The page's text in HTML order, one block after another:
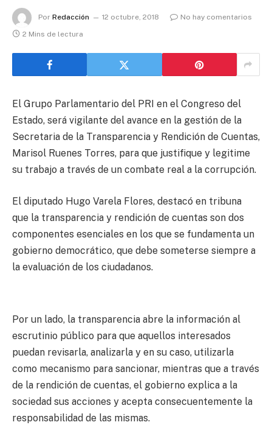
Por Redacción 12 octubre, 2018
No hay comentarios
2 Mins de lectura
El Grupo Parlamentario del PRI en el Congreso del
Estado, será vigilante del avance en la gestión de la
Secretaria de la Transparencia y Rendición de Cuentas,
Marisol Ruenes Torres, para que justifique y legitime
su trabajo a través de un combate real a la corrupción.
El diputado Hugo Varela Flores, destacó en tribuna
que la transparencia y rendición de cuentas son dos
componentes esenciales en los que se fundamenta un
gobierno democrático, que debe someterse siempre a
la evaluación de los ciudadanos.
Por un lado, la transparencia abre la información al
escrutinio público para que aquellos interesados
puedan revisarla, analizarla y en su caso, utilizarla
como mecanismo para sancionar, mientras que a través
de la rendición de cuentas, el gobierno explica a la
sociedad sus acciones y acepta consecuentemente la
responsabilidad de las mismas.